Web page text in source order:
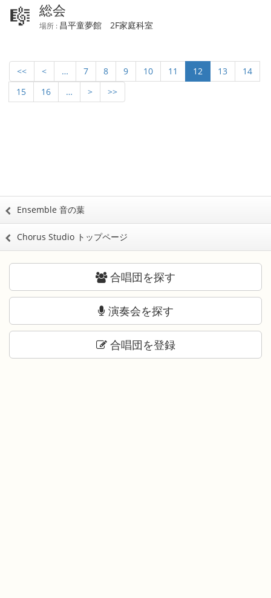
🎼 総会
場所 : 昌平童夢館 2F家庭科室
<< < … 7 8 9 10 11 12 13
14
15
16 … > >>
Ensemble 音の葉
Chorus Studio トップページ
合唱団を探す
演奏会を探す
合唱団を登録